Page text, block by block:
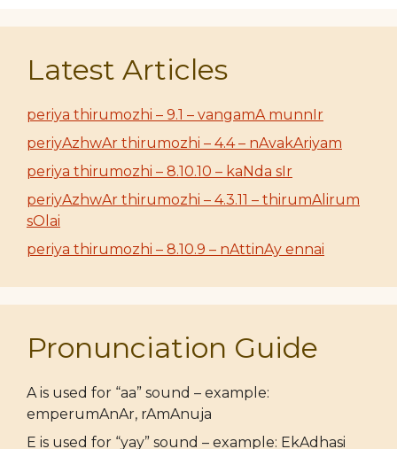
Latest Articles
periya thirumozhi – 9.1 – vangamA munnIr
periyAzhwAr thirumozhi – 4.4 – nAvakAriyam
periya thirumozhi – 8.10.10 – kaNda sIr
periyAzhwAr thirumozhi – 4.3.11 – thirumAlirum
sOlai
periya thirumozhi – 8.10.9 – nAttinAy ennai
Pronunciation Guide
A is used for “aa” sound – example:
emperumAnAr, rAmAnuja
E is used for “yay” sound – example: EkAdhasi